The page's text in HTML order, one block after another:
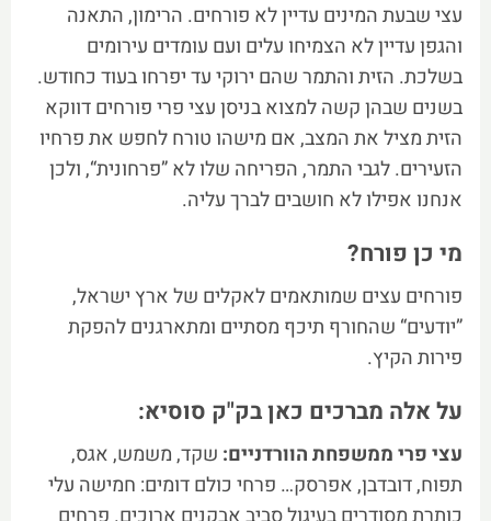
עצי שבעת המינים עדיין לא פורחים. הרימון, התאנה
והגפן עדיין לא הצמיחו עלים ועם עומדים עירומים
בשלכת. הזית והתמר שהם ירוקי עד יפרחו בעוד כחודש.
בשנים שבהן קשה למצוא בניסן עצי פרי פורחים דווקא
הזית מציל את המצב, אם מישהו טורח לחפש את פרחיו
הזעירים. לגבי התמר, הפריחה שלו לא ”פרחונית“, ולכן
אנחנו אפילו לא חושבים לברך עליה.
מי כן פורח?
פורחים עצים שמותאמים לאקלים של ארץ ישראל,
”יודעים“ שהחורף תיכף מסתיים ומתארגנים להפקת
פירות הקיץ.
על אלה מברכים כאן בק"ק סוסיא:
עצי פרי ממשפחת הוורדניים: שקד, משמש, אגס,
תפוח, דובדבן, אפרסק… פרחי כולם דומים: חמישה עלי